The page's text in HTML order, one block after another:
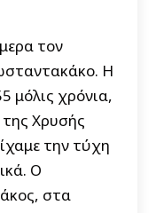
τον
Η
μόλις χρόνια,
της Χρυσής
την τύχη
Ο
στα